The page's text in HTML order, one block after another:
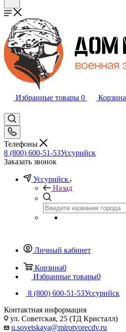
Избранные товары 0 Корзина
Телефоны
8 (800) 600-51-53Уссурийск
Заказать звонок
Уссурийск
Назад
Личный кабинет
Корзина0
Избранные товары0
8 (800) 600-51-53Уссурийск
Контактная информация
ул. Советская, 25 (ТД Кристалл)
u.sovetskaya@mirotvorecdv.ru